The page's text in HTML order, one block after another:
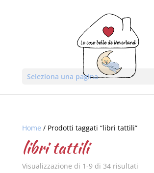
Seleziona una pagina
Home / Prodotti taggati “libri tattili”
libri tattili
Visualizzazione di 1-9 di 34 risultati